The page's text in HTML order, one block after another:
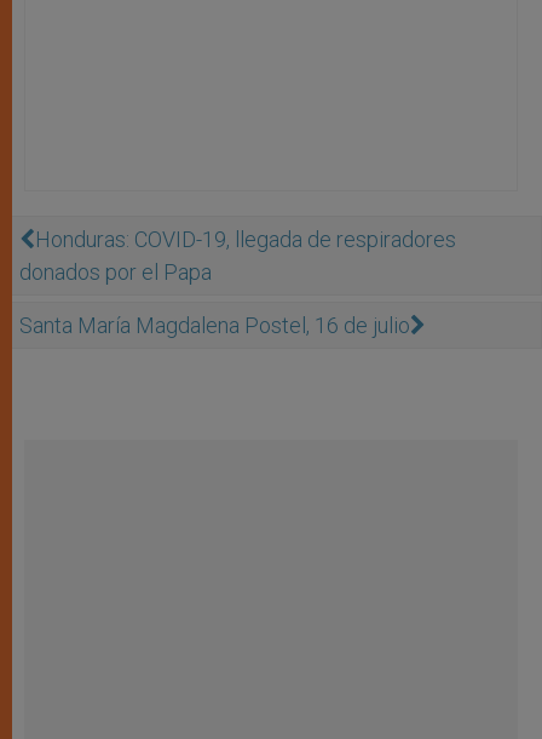
Honduras: COVID-19, llegada de respiradores
donados por el Papa
Santa María Magdalena Postel, 16 de julio